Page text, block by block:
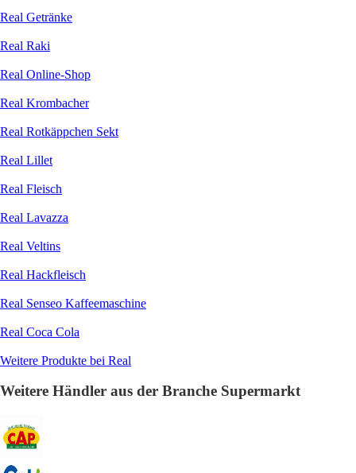
Real Getränke
Real Raki
Real Online-Shop
Real Krombacher
Real Rotkäppchen Sekt
Real Lillet
Real Fleisch
Real Lavazza
Real Veltins
Real Hackfleisch
Real Senseo Kaffeemaschine
Real Coca Cola
Weitere Produkte bei Real
Weitere Händler aus der Branche Supermarkt